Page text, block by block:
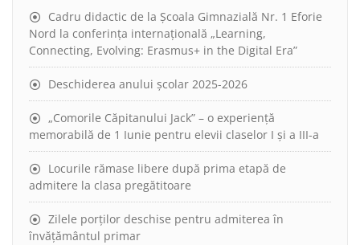
Cadru didactic de la Școala Gimnazială Nr. 1 Eforie
Nord la conferința internațională „Learning,
Connecting, Evolving: Erasmus+ in the Digital Era”
Deschiderea anului școlar 2025-2026
„Comorile Căpitanului Jack” – o experiență
memorabilă de 1 Iunie pentru elevii claselor I și a III-a
Locurile rămase libere după prima etapă de
admitere la clasa pregătitoare
Zilele porților deschise pentru admiterea în
învățământul primar